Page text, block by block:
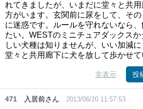
れてきましたが、いまだに堂々と共
方がいます。玄関前に尿をして、そ
に迷惑です。ルールを守れないなら
たい。WESTのミニチュアダックス
しい犬種は知りませんが、いい加減
堂々と共用廊下に犬を放して歩かせて
非表示 投
471 入居前さん 2013/06/20 11:57:53